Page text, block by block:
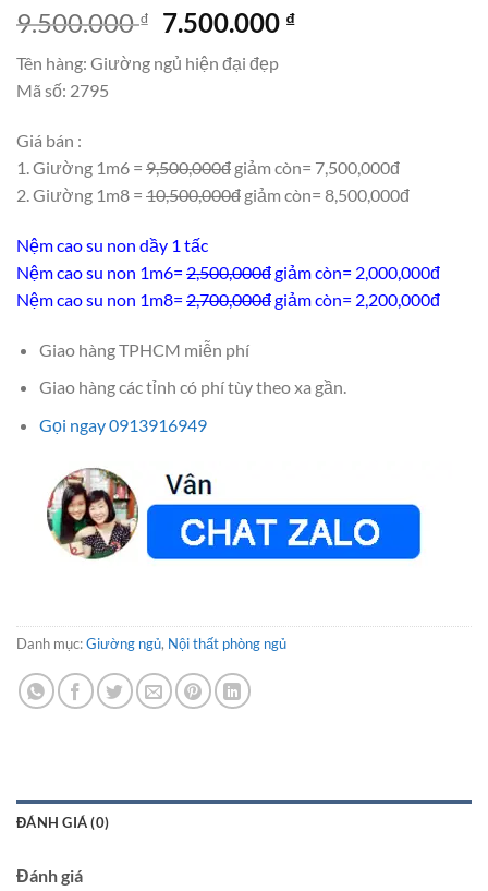
9.500.000₫
Giá
gốc
là:
7.500.000 ₫Giá
Tên hàng: Giường ngủ hiện đại đẹp
Mã số: 2795
Giá bán :
1. Giường 1m6 = 9,500,000đ giảm còn= 7,500,000đ
2. Giường 1m8 = 10,500,000đ giảm còn= 8,500,000đ
Nệm cao su non dầy 1 tấc
Nệm cao su non 1m6= 2,500,000đgiảm còn= 2,000,000đ
Nệm cao su non 1m8= 2,700,000đgiảm còn= 2,200,000đ
Giao hàng TPHCM miễn phí
Giao hàng các tỉnh có phí tùy theo xa gần.
Gọi ngay 0913916949
Danh mục:Giường ngủ, Nội thất phòng ngủ
ĐÁNH GIÁ (0)
Đánh giá